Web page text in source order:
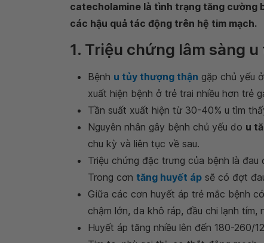
catecholamine là tình trạng tăng cường
các hậu quả tác động trên hệ tim mạch.
1. Triệu chứng lâm sàng
Bệnh u tủy thượng thận gặp chủ yếu
xuất hiện bệnh ở trẻ trai nhiều hơn trẻ
Tần suất xuất hiện từ 30-40% u tìm
Nguyên nhân gây bệnh chủ yếu do u
chu kỳ và liên tục về sau.
Triệu chứng đặc trưng của bệnh là
Trong cơn tăng huyết áp sẽ có đợt
Giữa các cơn huyết áp trẻ mắc bệnh
chậm lớn, da khô ráp, đầu chi lạnh tím,
Huyết áp tăng nhiều lên đến 180-260/